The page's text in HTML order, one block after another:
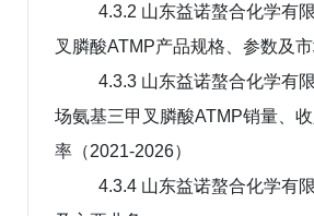
4.3.2 山东益诺螯合化学有
叉膦酸ATMP产品规格、参数及
4.3.3 山东益诺螯合化学有
场氨基三甲叉膦酸ATMP销量、
率（2021-2026）
4.3.4 山东益诺螯合化学有